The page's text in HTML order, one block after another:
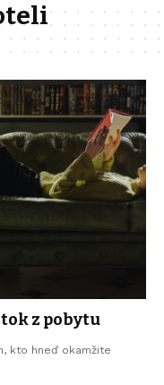
z pobytu
kto hneď okamžite